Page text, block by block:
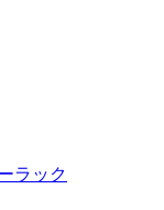
ラック